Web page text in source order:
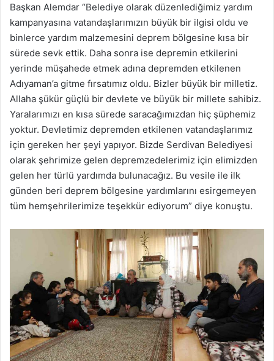
Başkan Alemdar “Belediye olarak düzenlediğimiz yardım
kampanyasına vatandaşlarımızın büyük bir ilgisi oldu ve
binlerce yardım malzemesini deprem bölgesine kısa bir
sürede sevk ettik. Daha sonra ise depremin etkilerini
yerinde müşahede etmek adına depremden etkilenen
Adıyaman’a gitme fırsatımız oldu. Bizler büyük bir milletiz.
Allaha şükür güçlü bir devlete ve büyük bir millete sahibiz.
Yaralarımızı en kısa sürede saracağımızdan hiç şüphemiz
yoktur. Devletimiz depremden etkilenen vatandaşlarımız
için gereken her şeyi yapıyor. Bizde Serdivan Belediyesi
olarak şehrimize gelen depremzedelerimiz için elimizden
gelen her türlü yardımda bulunacağız. Bu vesile ile ilk
günden beri deprem bölgesine yardımlarını esirgemeyen
tüm hemşehrilerimize teşekkür ediyorum” diye konuştu.